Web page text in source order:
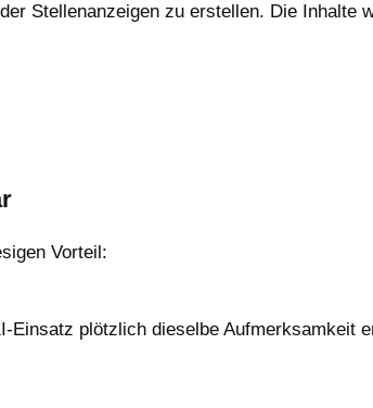
Stellenanzeigen zu erstellen. Die
Vorteil:
plötzlich dieselbe Aufmerksamkeit